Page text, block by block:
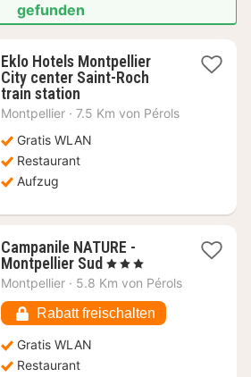
gefunden
Eklo Hotels Montpellier
City center Saint-Roch
train station1
Nacht
65,27
€
Montpellier · 7.5 Km von Pérols
Gratis WLAN
Restaurant
Aufzug
Campanile NATURE -
Montpellier Sud 1
Nacht
58,59
€
, 3 Sterne
Montpellier · 5.8 Km von Pérols
Rabatt freischalten
Gratis WLAN
Restaurant